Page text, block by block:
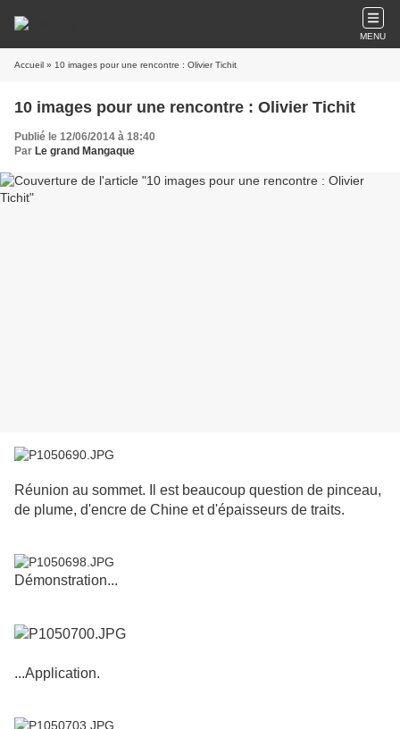
MENU
Accueil » 10 images pour une rencontre : Olivier Tichit
10 images pour une rencontre : Olivier Tichit
Publié le 12/06/2014 à 18:40
Par Le grand Mangaque
Réunion au sommet. Il est beaucoup question de pinceau,
de plume, d'encre de Chine et d'épaisseurs de traits.
Démonstration...
...Application.